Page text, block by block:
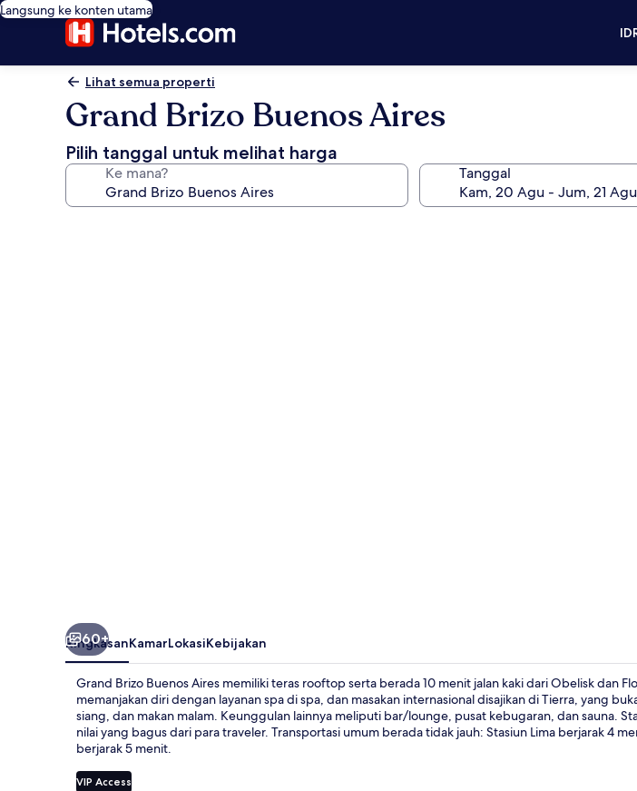
Langsung ke konten utama
Lihat semua properti
Grand Brizo Buenos Aires
Pilih tanggal untuk melihat harga
Ke mana? Tanggal
60+
RingkasanKamarLokasiKebijakan
Grand Brizo Buenos Aires memiliki teras rooftop serta berada 10 menit jalan kaki dari Obelisk dan
memanjakan diri dengan layanan spa di spa, dan masakan internasional disajikan di Tierra, yang
siang, dan makan malam. Keunggulan lainnya meliputi bar/lounge, pusat kebugaran, dan sauna.
nilai yang bagus dari para traveler. Transportasi umum berada tidak jauh: Stasiun Lima berjarak 4
berjarak 5 menit.
VIP Access